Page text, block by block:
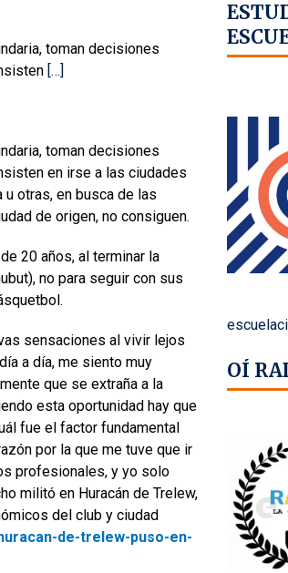
toman decisiones
[…]
toman decisiones
en irse a las ciudades
u otras, en busca de las
de origen, no consiguen.
20 años, al terminar la
no para seguir con sus
sensaciones al vivir lejos
a día, me siento muy
que se extraña a la
esta oportunidad hay que
fue el factor fundamental
por la que me tuve que ir
profesionales, y yo solo
militó en Huracán de Trelew,
del club y ciudad
de-trelew-puso-en-
OÍ